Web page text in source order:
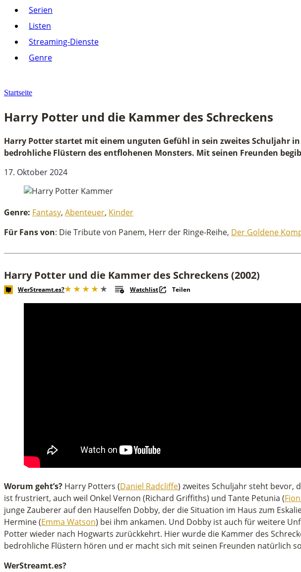
Serien
Listen
Streaming-Dienste
Genre
Startseite
Filme
Harry Potter und die Kammer des Schreckens
Harry Potter startet mit einem unguten Gefühl in sein zweites Schuljahr
bedrohliche Flüstern des entflohenen Monsters. Mit seinen Freunden
17. Oktober 2024
Genre: Fantasy, Abenteuer, Kinder
Für Fans von: Die Tribute von Panem, Herr der Ringe-Reihe, Der Goldene
Harry Potter und die Kammer des Schreckens (2002)
WerStreamt.es? Watchlist Teilen
Worum geht’s? Harry Potters (Daniel Radcliffe) zweites Schuljahr steht bevor,
ist frustriert, auch weil Onkel Vernon (Richard Griffiths) und Tante Petunia (
junge Zauberer auf den Hauselfen Dobby, der die Situation im Haus zum
Hermine (Emma Watson) bei ihm ankamen. Und Dobby ist auch für weitere
Potter wieder nach Hogwarts zurückkehrt. Hier wurde die Kammer des
bedrohliche Flüstern hören und er macht sich mit seinen Freunden natürlich
WerStreamt.es?